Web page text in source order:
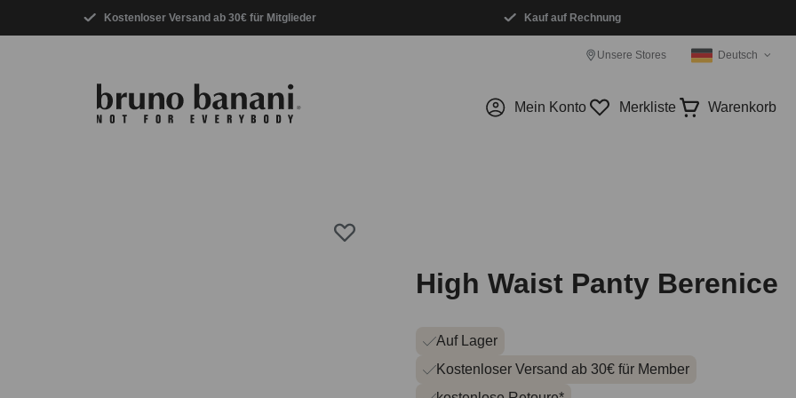
Kostenloser Versand ab 30€ für Mitglieder Kauf auf Rechnung
Unsere Stores Deutsch
Mein Konto Merkliste Warenkorb
High Waist Panty Berenice
Auf Lager
Kostenloser Versand ab 30€ für Member